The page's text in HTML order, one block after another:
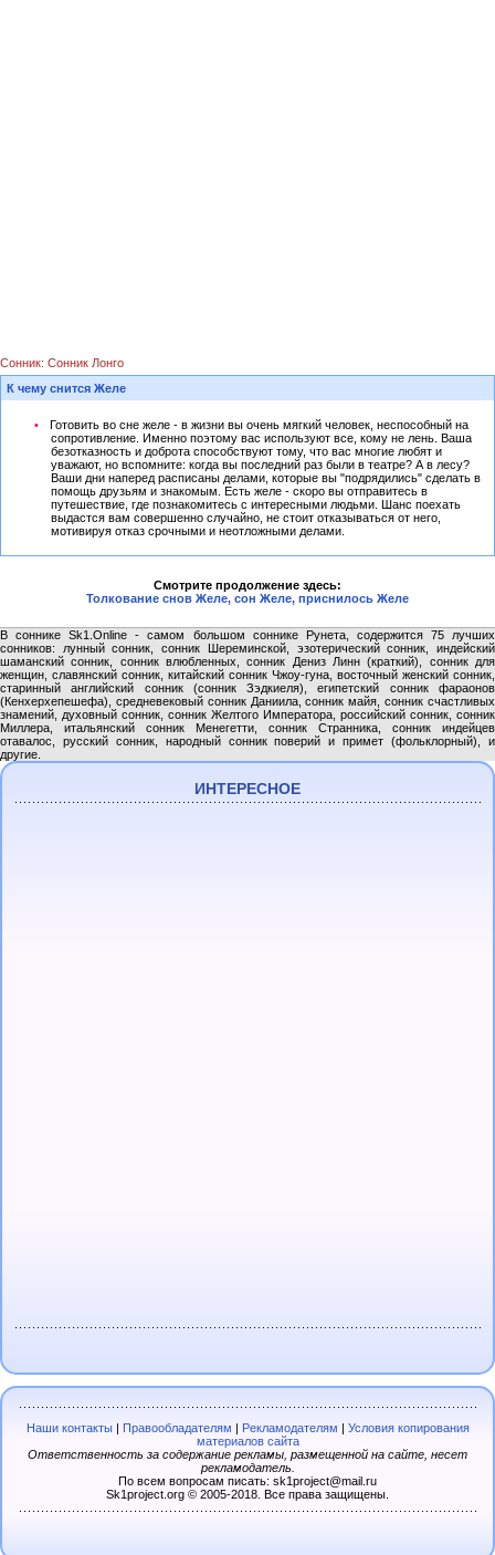
Сонник: Сонник Лонго
К чему снится Желе
Готовить во сне желе - в жизни вы очень мягкий человек, неспособный на
сопротивление. Именно поэтому вас используют все, кому не лень. Ваша
безотказность и доброта способствуют тому, что вас многие любят и
уважают, но вспомните: когда вы последний раз были в театре? А в лесу?
Ваши дни наперед расписаны делами, которые вы "подрядились" сделать в
помощь друзьям и знакомым. Есть желе - скоро вы отправитесь в
путешествие, где познакомитесь с интересными людьми. Шанс поехать
выдастся вам совершенно случайно, не стоит отказываться от него,
мотивируя отказ срочными и неотложными делами.
Смотрите продолжение здесь:
Толкование снов Желе, сон Желе, приснилось Желе
В соннике Sk1.Online - самом большом соннике Рунета, содержится 75 лучших
сонников: лунный сонник, сонник Шереминской, эзотерический сонник, индейский
шаманский сонник, сонник влюбленных, сонник Дениз Линн (краткий), сонник для
женщин, славянский сонник, китайский сонник Чжоу-гуна, восточный женский сонник,
старинный английский сонник (сонник Зэдкиеля), египетский сонник фараонов
(Кенхерхепешефа), средневековый сонник Даниила, сонник майя, сонник счастливых
знамений, духовный сонник, сонник Желтого Императора, российский сонник, сонник
Миллера, итальянский сонник Менегетти, сонник Странника, сонник индейцев
отавалос, русский сонник, народный сонник поверий и примет (фольклорный), и
другие.
ИНТЕРЕСНОЕ
Наши контакты| Правообладателям Рекламодателям
Условия копирования
материалов сайта
Ответственность за содержание рекламы, размещенной на сайте, несет
рекламодатель.
По всем вопросам писать: sk1project@mail.ru
Sk1project.org © 2005-2018. Все права защищены.